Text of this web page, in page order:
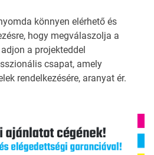
könnyen elérhető és
hogy megválaszolja a
a projekteddel
csapat, amely
rendelkezésére, aranyat ér.